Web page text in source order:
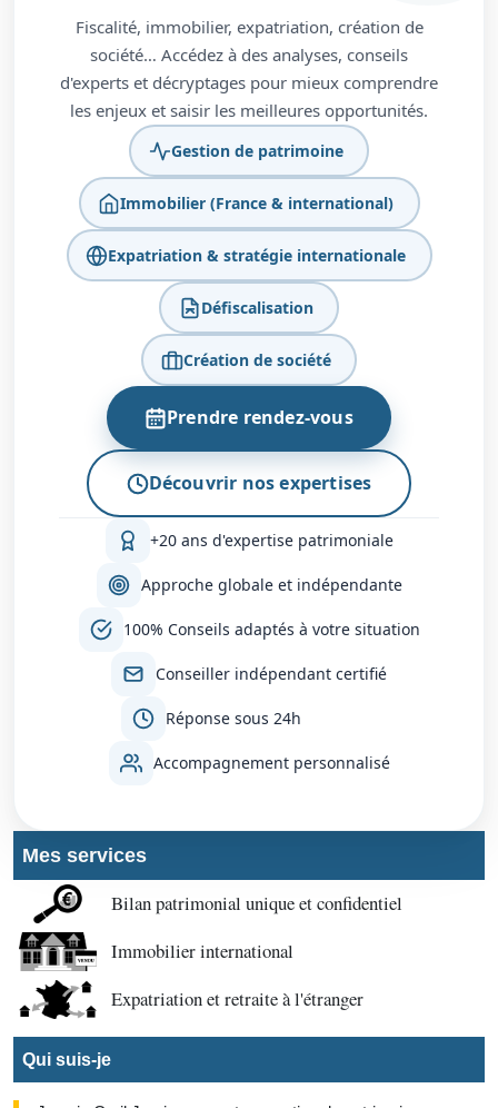
Fiscalité, immobilier, expatriation, création de
société… Accédez à des analyses, conseils
d'experts et décryptages pour mieux comprendre
les enjeux et saisir les meilleures opportunités.
Gestion de patrimoine
Immobilier (France & international)
Expatriation & stratégie internationale
Défiscalisation
Création de société
Prendre rendez-vous
Découvrir nos expertises
+20 ans d'expertise patrimoniale
Approche globale et indépendante
100% Conseils adaptés à votre situation
Conseiller indépendant certifié
Réponse sous 24h
Accompagnement personnalisé
Mes services
Bilan patrimonial unique et confidentiel
Immobilier international
Expatriation et retraite à l'étranger
Qui suis-je